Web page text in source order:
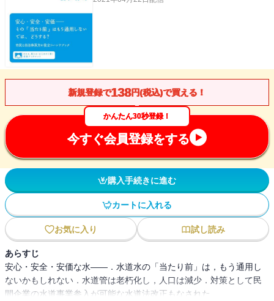
新規登録で138円(税込)で買える！
かんたん30秒登録！
今すぐ会員登録をする
購入手続きに進む
カートに入れる
お気に入り 試し読み
あらすじ
安心・安全・安価な水――．水道水の「当たり前」は，もう通用し
ないかもしれない．水道管は老朽化し，人口は減少．対策として民
間企業の水道事業参入が可能な水道法改正もなされた